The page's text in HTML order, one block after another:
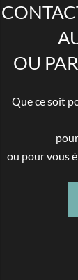
OU
Que ce soit
ou pour vous